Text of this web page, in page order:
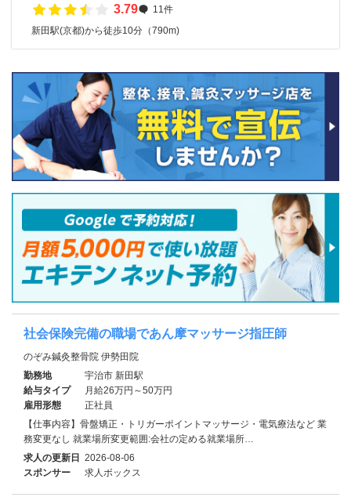
3.79
11件
新田駅(京都)から徒歩10分（790m)
社会保険完備の職場であん摩マッサージ指圧師
のぞみ鍼灸整骨院 伊勢田院
勤務地
宇治市 新田駅
給与タイプ
月給26万円～50万円
雇用形態
正社員
【仕事内容】骨盤矯正・トリガーポイントマッサージ・電気療法など 業
務変更なし 就業場所変更範囲:会社の定める就業場所…
求人の更新日 2026-08-06
スポンサー
求人ボックス